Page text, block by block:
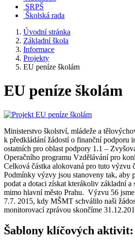
SRPŠ
Školská rada
Úvodní stránka
Základní škola
Informace
Projekty
EU peníze školám
EU peníze školám
Ministerstvo školství, mládeže a
k předkládání žádostí o finanční podporu
ostatních pro oblast podpory 1.1 –
Operačního programu Vzdělávání pro
Celková částka alokovaná pro tuto výzvu
Podmínky výzvy jsou stanoveny tak, aby
podat a dotaci získat kterákoliv základní a
mimo hlavní město Prahu. Výzvu 56
7.7. 2015, kdy MŠMT schválilo naši
monitorovací zprávou skončíme
Šablony klíčových aktivit: